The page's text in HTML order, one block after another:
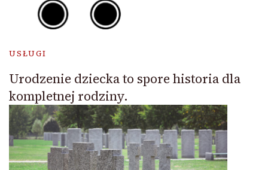
USŁUGI
Urodzenie dziecka to spore historia dla
kompletnej rodziny.